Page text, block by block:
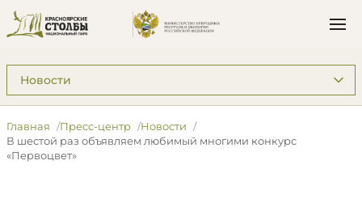
Подразделы: Пресс-центр
Главная Пресс-центр
Новости
В шестой раз объявляем любимый многими конкурс
«Первоцвет»